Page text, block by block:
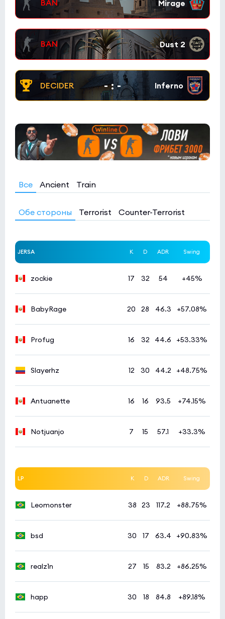
- : -
Все Ancient Train
Обе стороны Terrorist Counter-Terrorist
JERSA K D ADR Swing
zockie 17 32 54 +45%
BabyRage 20 28 46.3 +57.08%
Profug 16 32 44.6 +53.33%
Slayerhz 12 30 44.2 +48.75%
Antuanette 16 16 93.5 +74.15%
Notjuanjo 7 15 57.1 +33.3%
LP K D ADR Swing
Leomonster 38 23 117.2 +88.75%
bsd 30 17 63.4 +90.83%
realz1n 27 15 83.2 +86.25%
happ 30 18 84.8 +89.18%